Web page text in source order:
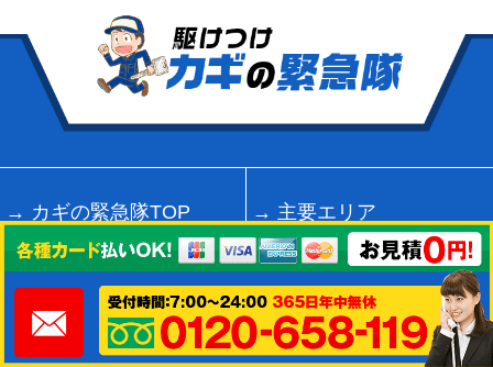
カギの緊急隊TOP 主要エリア
会社概要
鍵のトラブル
から探す